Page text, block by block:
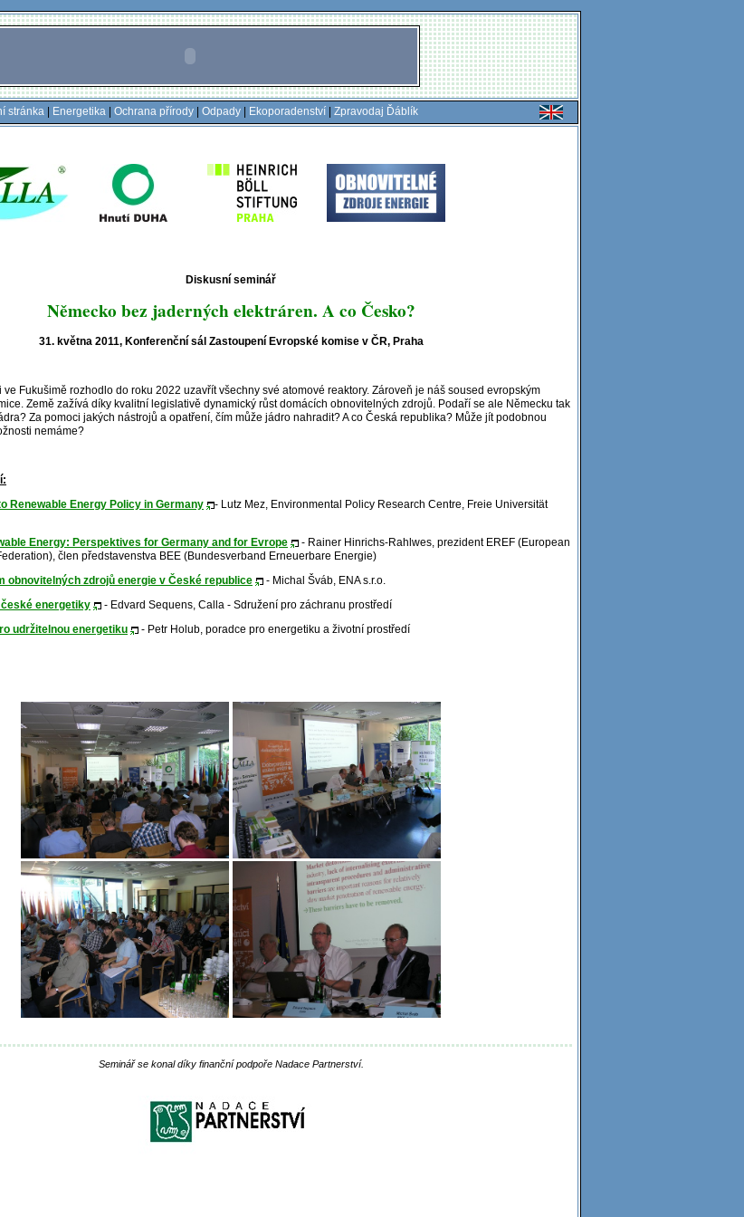
stránka| Energetika| Ochrana přírody| Odpady| Ekoporadenství| Zpravodaj Ďáblík
Diskusní seminář
Německo bez jaderných elektráren. A co Česko?
31. května 2011, Konferenční sál Zastoupení Evropské komise v ČR, Praha
ve Fukušimě rozhodlo do roku 2022 uzavřít všechny své atomové reaktory. Zároveň je náš soused evropským
Země zažívá díky kvalitní legislativě dynamický růst domácích obnovitelných zdrojů. Podaří se ale Německu tak
Za pomoci jakých nástrojů a opatření, čím může jádro nahradit? A co Česká republika? Může jít podobnou
nemáme?
Renewable Energy Policy in Germany
- Lutz Mez, Environmental Policy Research Centre, Freie Universität
Energy: Perspektives for Germany and for Evrope
- Rainer Hinrichs-Rahlwes, prezident EREF (European
člen představenstva BEE (Bundesverband Erneuerbare Energie)
obnovitelných zdrojů energie v České republice
- Michal Šváb, ENA s.r.o.
energetiky
- Edvard Sequens, Calla - Sdružení pro záchranu prostředí
udržitelnou energetiku
- Petr Holub, poradce pro energetiku a životní prostředí
Seminář se konal díky finanční podpoře Nadace Partnerství.